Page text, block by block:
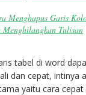
Menghapus Garis
Menghilangkan Tulisan
tabel di word
dan cepat, intinya
yaitu cara